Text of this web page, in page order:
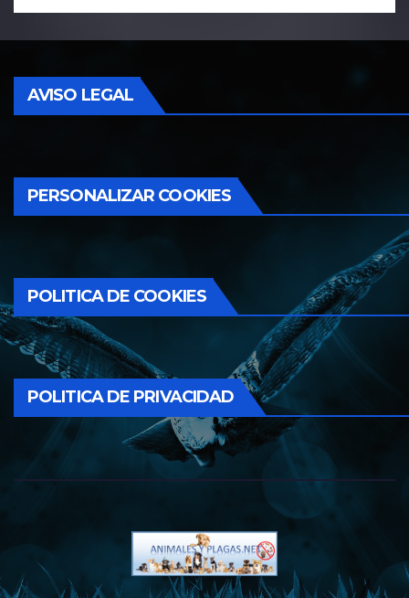
AVISO LEGAL
PERSONALIZAR COOKIES
POLITICA DE COOKIES
POLITICA DE PRIVACIDAD